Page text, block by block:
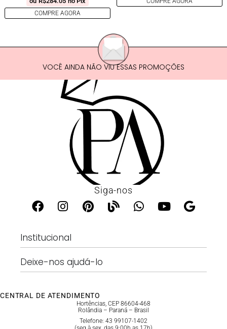
COMPRE AGORA
VOCÊ AINDA NÃO VIU ESSAS PROMOÇÕES
Siga-nos
Institucional
Deixe-nos ajudá-lo
CENTRAL DE ATENDIMENTO
Hortências, CEP 86604-468
Rolândia – Paraná – Brasil
Telefone: 43 99107-1402